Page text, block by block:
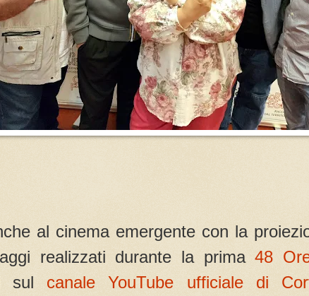
al cinema emergente con la
realizzati durante la prima48
sul canale YouTube ufficiale di